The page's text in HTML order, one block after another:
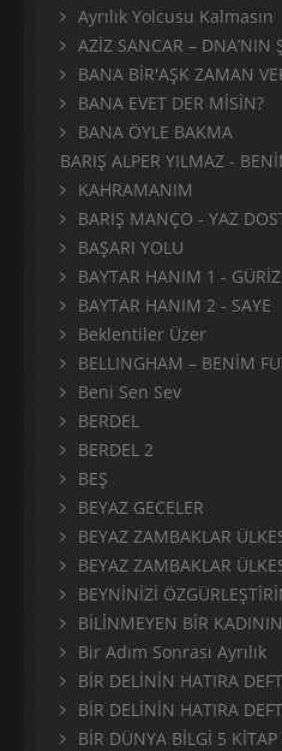
Ayrılık Yolcusu Kalmasın
AZİZ SANCAR – DNA’NIN
BANA BİR'AŞK ZAMAN
BANA EVET DER MİSİN?
BANA ÖYLE BAKMA
BARIŞ ALPER YILMAZ -
KAHRAMANIM
BARIŞ MANÇO - YAZ
BAŞARI YOLU
BAYTAR HANIM 1 - GÜRİZ
BAYTAR HANIM 2 - SAYE
Beklentiler Üzer
BELLINGHAM – BENİM
Beni Sen Sev
BERDEL
BERDEL 2
BEŞ
BEYAZ GECELER
BEYAZ ZAMBAKLAR
BEYAZ ZAMBAKLAR
BEYNİNİZİ
BİLİNMEYEN BİR
Bir Adım Sonrası Ayrılık
BİR DELİNİN HATIRA
BİR DELİNİN HATIRA
BİR DÜNYA BİLGİ 5 KİTAP